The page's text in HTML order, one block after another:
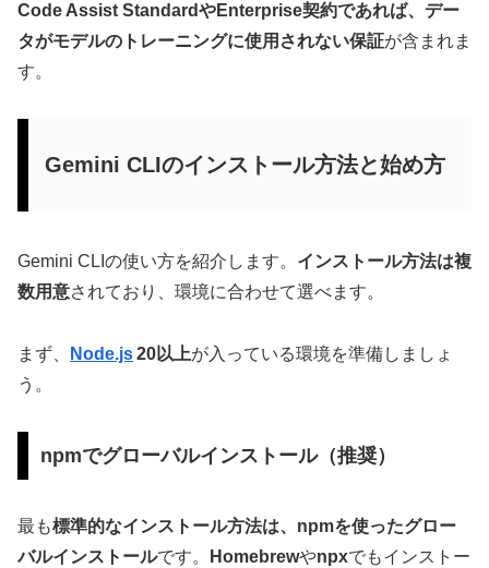
Code Assist StandardやEnterprise契約であれば、デー
タがモデルのトレーニングに使用されない保証が含まれま
す。
Gemini CLIのインストール方法と始め方
Gemini CLIの使い方を紹介します。 インストール方法は複
数用意されており、環境に合わせて選べます。
まず、 Node.js20以上が入っている環境を準備しましょ
う。
npmでグローバルインストール（推奨）
最も標準的なインストール方法は、npmを使ったグロー
バルインストールです。 Homebrewやnpxでもインストー